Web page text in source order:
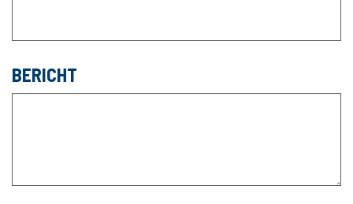
BERICHT